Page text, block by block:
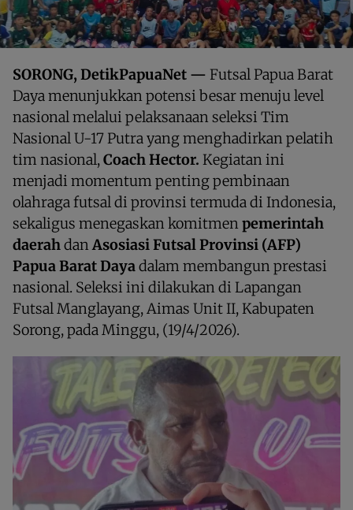
SORONG, DetikPapuaNet — Futsal Papua Barat
Daya menunjukkan potensi besar menuju level
nasional melalui pelaksanaan seleksi Tim
Nasional U-17 Putra yang menghadirkan pelatih
tim nasional,Coach Hector. Kegiatan ini
menjadi momentum penting pembinaan
olahraga futsal di provinsi termuda di Indonesia,
sekaligus menegaskan komitmenpemerintah
daerahdanAsosiasi Futsal Provinsi (AFP)
Papua Barat Dayadalam membangun prestasi
nasional. Seleksi ini dilakukan di Lapangan
Futsal Manglayang, Aimas Unit II, Kabupaten
Sorong, pada Minggu, (19/4/2026).